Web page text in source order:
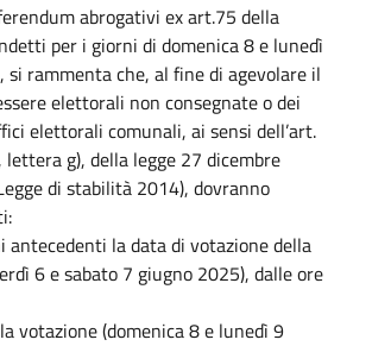
abrogativi ex art.75 della
per i giorni di domenica 8 e lunedì
si rammenta che, al fine di agevolare il
elettorali non consegnate o dei
elettorali comunali, ai sensi dell’art.
lettera g), della legge 27 dicembre
di stabilità 2014), dovranno
antecedenti la data di votazione della
6 e sabato 7 giugno 2025), dalle ore
votazione (domenica 8 e lunedì 9